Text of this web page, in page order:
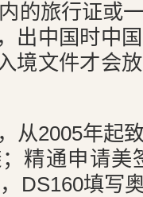
的旅行证或
出中国时中
境文件才会
从2005年起
精通申请美
DS160填写